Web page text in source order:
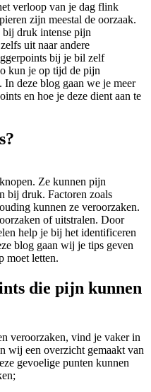
verloop van je dag flink
zijn meestal de oorzaak.
bij druk intense pijn
uit naar andere
bij je bil zelf
kun je op tijd de pijn
deze blog gaan we je meer
en hoe je deze dient aan te
Ze kunnen pijn
bij druk. Factoren zoals
kunnen ze veroorzaken.
of uitstralen. Door
help je bij het identificeren
blog gaan wij je tips geven
moet letten.
die pijn kunnen
veroorzaken, vind je vaker in
wij een overzicht gemaakt van
gevoelige punten kunnen